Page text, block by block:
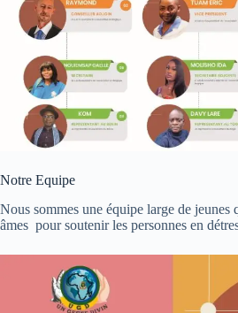
Notre Equipe
Nous sommes une équipe large de jeunes
âmes pour soutenir les personnes en